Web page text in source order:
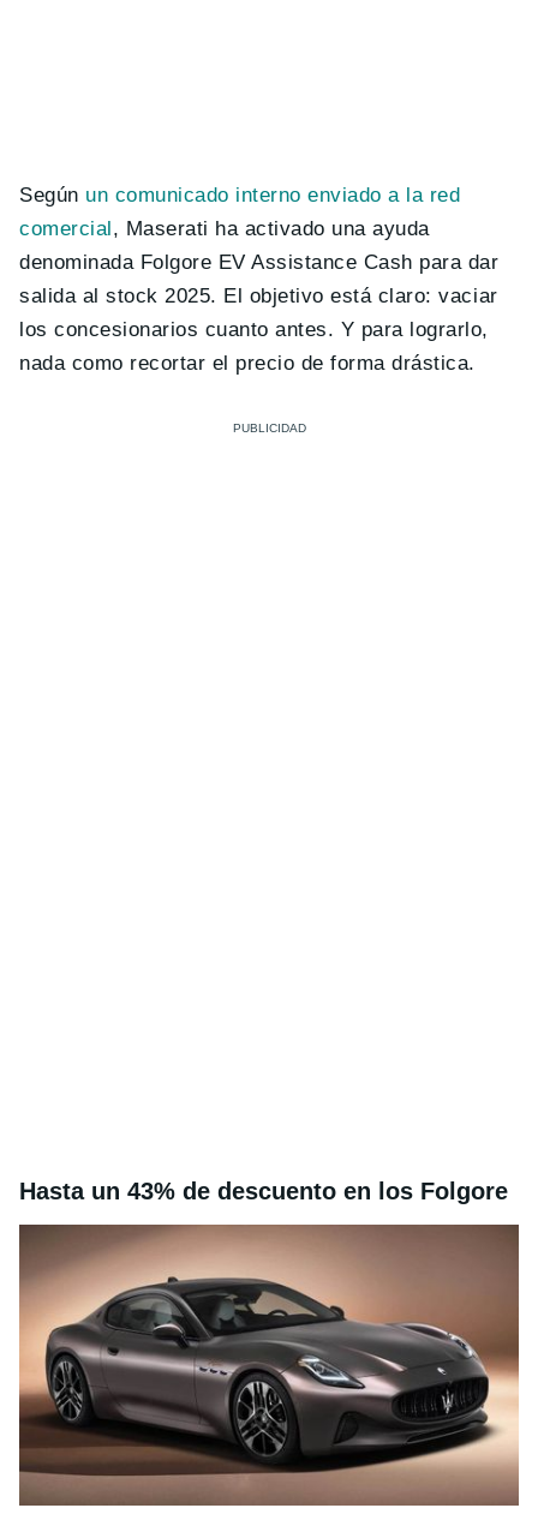
Según un comunicado interno enviado a la red
comercial, Maserati ha activado una ayuda
denominada Folgore EV Assistance Cash para dar
salida al stock 2025. El objetivo está claro: vaciar
los concesionarios cuanto antes. Y para lograrlo,
nada como recortar el precio de forma drástica.
Hasta un 43% de descuento en los Folgore